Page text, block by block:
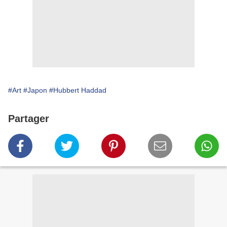
#Art #Japon #Hubbert Haddad
Partager